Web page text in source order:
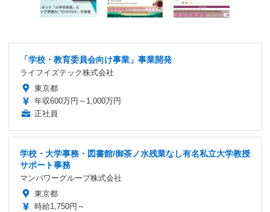
「学校・教育委員会向け事業」事業開発
ライフイズテック株式会社
東京都
年収600万円～1,000万円
正社員
学校・大学事務・図書館/御茶ノ水残業なし有名私立大学教授
サポート事務
マンパワーグループ株式会社
東京都
時給1,750円～